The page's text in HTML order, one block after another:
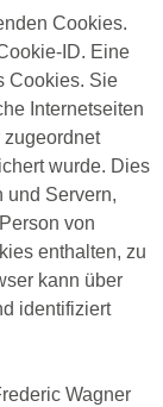
Cookies.
ID. Eine
Cookies. Sie
Internetseiten
zugeordnet
wurde. Dies
und Servern,
von
enthalten, zu
kann über
identifiziert
Wagner